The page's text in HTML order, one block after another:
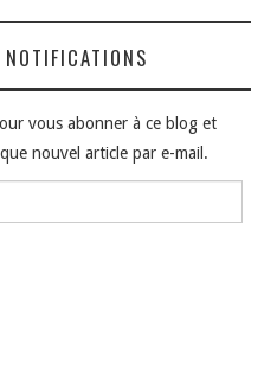
vous abonner à ce blog et
nouvel article par e-mail.